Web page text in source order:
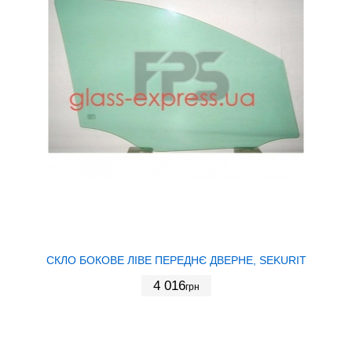
СКЛО БОКОВЕ ЛІВЕ ПЕРЕДНЄ ДВЕРНЕ, SEKURIT
4 016грн